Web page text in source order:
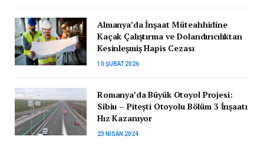
Almanya’da İnşaat Müteahhidine
Kaçak Çalıştırma ve Dolandırıcılıktan
Kesinleşmiş Hapis Cezası
10 ŞUBAT 2026
Romanya’da Büyük Otoyol Projesi:
Sibiu – Pitești Otoyolu Bölüm 3 İnşaatı
Hız Kazanıyor
23 NISAN 2024